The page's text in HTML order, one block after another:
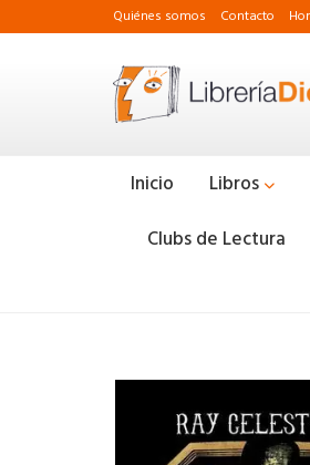
Quiénes somos Contacto
Inicio Libros
Clubs de Lectura